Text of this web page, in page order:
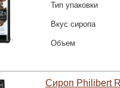
Тип упаковки
Вкус сиропа
Объем
Сироп Philibert